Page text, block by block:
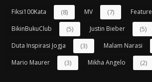
Fiksi100Kata (8) MV (7) Feature
BikinBukuClub (5) Justin Bieber (5)
Duta Inspirasi Jogja (3) Malam Narasi
Mario Maurer (3) Mikha Angelo (2)